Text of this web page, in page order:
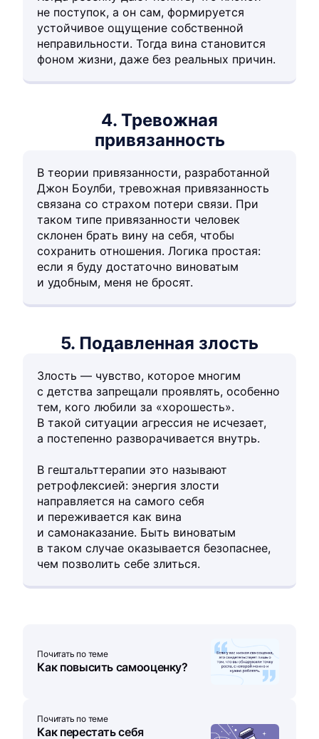
не поступок, а он сам, формируется
устойчивое ощущение собственной
неправильности. Тогда вина становится
фоном жизни, даже без реальных причин.
4. Тревожная
привязанность
В теории привязанности, разработанной
Джон Боулби, тревожная привязанность
связана со страхом потери связи. При
таком типе привязанности человек
склонен брать вину на себя, чтобы
сохранить отношения. Логика простая:
если я буду достаточно виноватым
и удобным, меня не бросят.
5. Подавленная злость
Злость — чувство, которое многим
с детства запрещали проявлять, особенно
тем, кого любили за «хорошесть».
В такой ситуации агрессия не исчезает,
а постепенно разворачивается внутрь.
В гештальттерапии это называют
ретрофлексией: энергия злости
направляется на самого себя
и переживается как вина
и самонаказание. Быть виноватым
в таком случае оказывается безопаснее,
чем позволить себе злиться.
Почитать по теме
Как повысить самооценку?
Почитать по теме
Как перестать себя